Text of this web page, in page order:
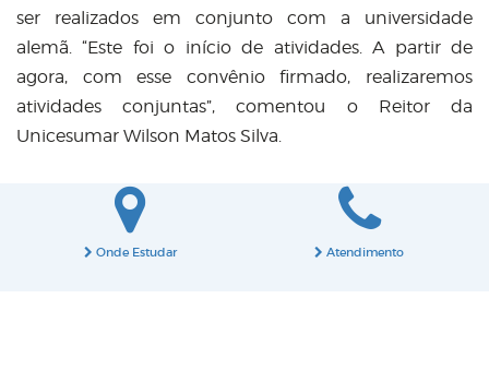
ser realizados em conjunto com a universidade
alemã. “Este foi o início de atividades. A partir de
agora, com esse convênio firmado, realizaremos
atividades conjuntas”, comentou o Reitor da
Unicesumar Wilson Matos Silva.
Onde Estudar Atendimento